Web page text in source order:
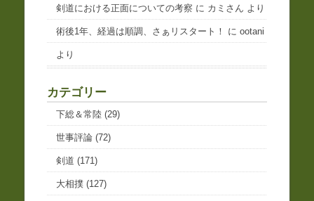
剣道における正面についての考察 に カミさん より
術後1年、経過は順調、さぁリスタート！ にootani
より
カテゴリー
下総＆常陸 (29)
世事評論 (72)
剣道 (171)
大相撲 (127)